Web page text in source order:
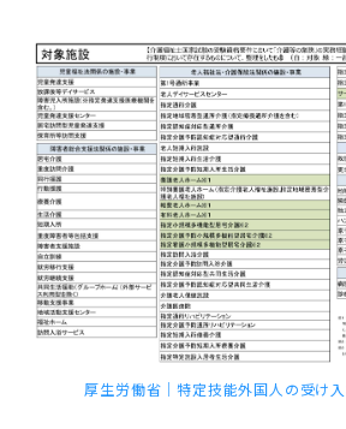
厚生労働省｜特定技能外国人の受け